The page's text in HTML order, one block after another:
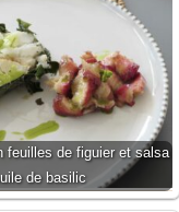
feuilles de figuier et salsa
de basilic